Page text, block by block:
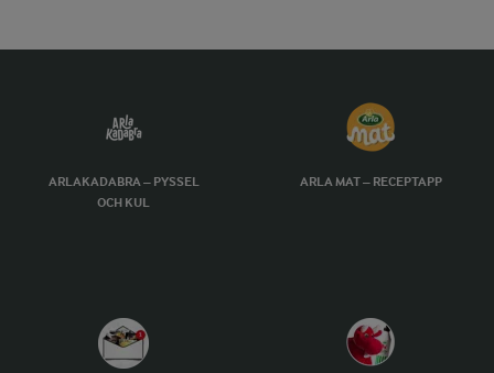
ARLAKADABRA – PYSSEL
OCH KUL
ARLA MAT – RECEPTAPP